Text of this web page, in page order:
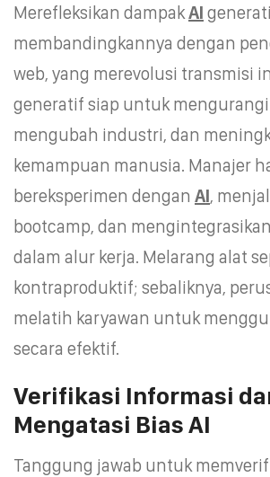
Merefleksikan dampakAI
membandingkannya dengan
web, yang merevolusi transmisi
generatif siap untuk mengurangi
mengubah industri, dan
kemampuan manusia. Manajer
bereksperimen dengan AI,
bootcamp, dan
dalam alur kerja. Melarang alat
kontraproduktif; sebaliknya,
melatih karyawan untuk
secara efektif.
Verifikasi Informasi
Mengatasi Bias AI
Tanggung jawab untuk